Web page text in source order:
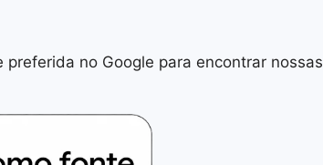
no Google para encontrar nossas